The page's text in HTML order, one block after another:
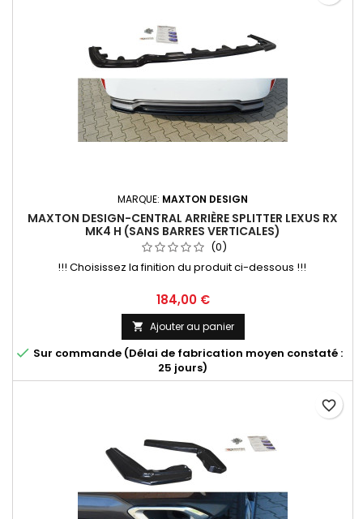
MARQUE: MAXTON DESIGN
MAXTON DESIGN-CENTRAL ARRIÈRE SPLITTER LEXUS RX
MK4 H (SANS BARRES VERTICALES)
(0)
!!! Choisissez la finition du produit ci-dessous !!!
Prix
184,00 €
 Ajouter au panier
 Sur commande (Délai de fabrication moyen constaté :
25 jours)
favorite_border